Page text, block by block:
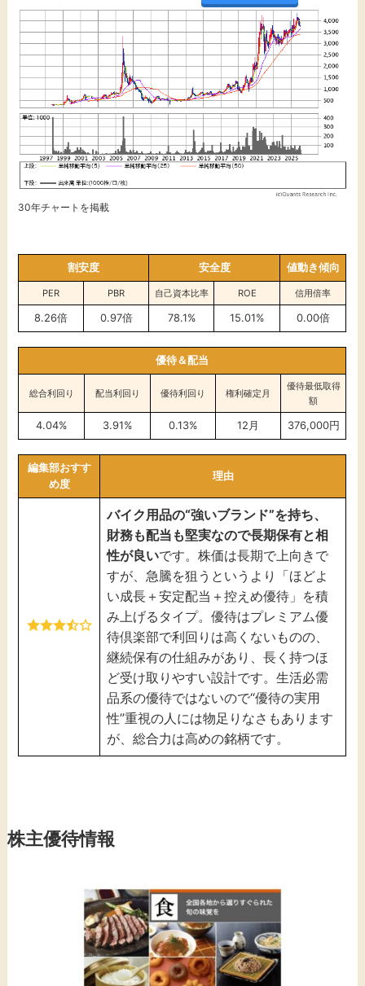
30年チャートを掲載
割安度 安全度 値動き傾向
PER PBR 自己資本比率 ROE 信用倍率
8.26倍 0.97倍 78.1% 15.01% 0.00倍
優待＆配当
総合利回り 配当利回り 優待利回り 権利確定月
優待最低取得
額
4.04% 3.91% 0.13% 12月 376,000円
編集部おすす
め度
理由
バイク用品の“強いブランド”を持ち、
財務も配当も堅実なので長期保有と相
性が良いです。株価は長期で上向きで
すが、急騰を狙うというより「ほどよ
い成長＋安定配当＋控えめ優待」を積
み上げるタイプ。優待はプレミアム優
待倶楽部で利回りは高くないものの、
継続保有の仕組みがあり、長く持つほ
ど受け取りやすい設計です。生活必需
品系の優待ではないので“優待の実用
性”重視の人には物足りなさもあります
が、総合力は高めの銘柄です。
株主優待情報